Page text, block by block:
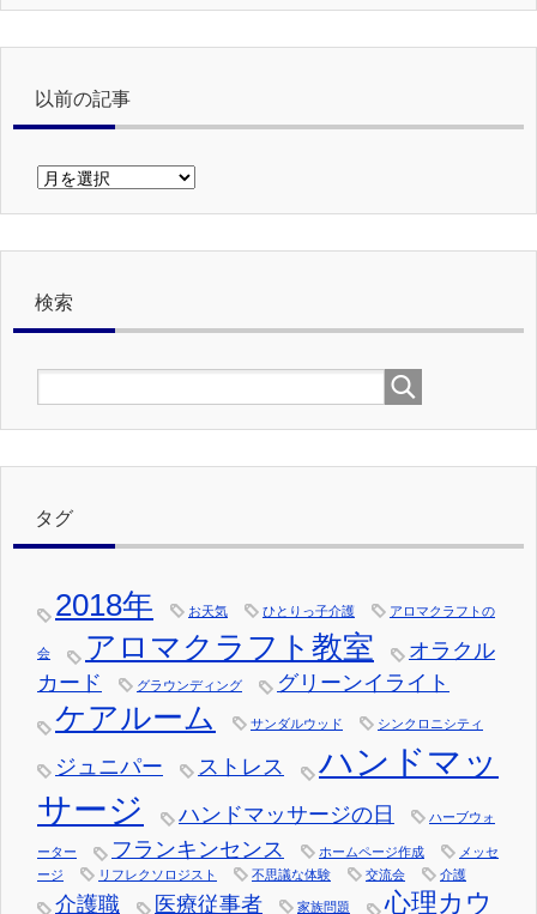
以前の記事
以
の
検索
タグ
2018年 お天気 ひとりっ子介護 アロマクラフトの
会 アロマクラフト教室
オラクル
カード
グラウンディング グリーンイライト
ケアルーム サンダルウッド シンクロニシティ
ジュニパー ストレス
ハンドマッ
サージ
ハンドマッサージの日 ハーブウォ
ーター フランキンセンス ホームページ作成
メッセ
ージ
リフレクソロジスト 不思議な体験 交流会 介護
介護職 医療従事者 家族問題 心理カウ